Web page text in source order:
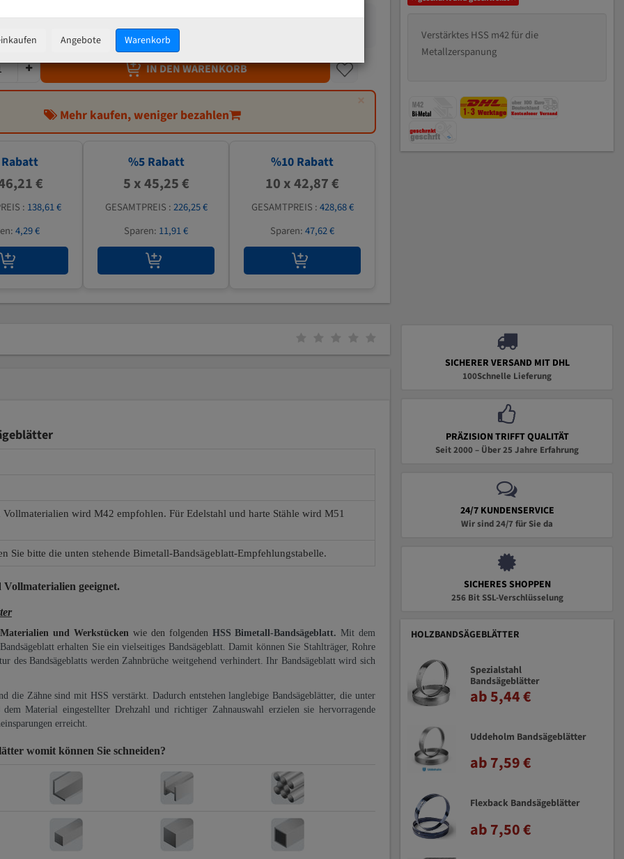
47,63 €
zzgl.Versandkosten
IN DEN WARENKORB
×
Mehr kaufen, weniger bezahlen
€
: 138,61 €
4,29 €
%5Rabatt
5 x 45,25 €
GESAMTPREIS :226,25 €
Sparen: 11,91 €
%10 Rabatt
10 x 42,87 €
GESAMTPREIS :428,68 €
Sparen:47,62 €
Verstärktes HSS m42 für die
Metallzerspanung
wird M42 empfohlen. Für Edelstahl und harte Stähle wird M51
Sie bitte die unten stehende Bimetall-Bandsägeblatt-Empfehlungstabelle.
geeignet.
und Werkstücken wie den folgenden HSS Bimetall-Bandsägeblatt. Mit dem
erhalten Sie ein vielseitiges Bandsägeblatt. Damit können Sie Stahlträger, Rohre
des Bandsägeblatts werden Zahnbrüche weitgehend verhindert. Ihr Bandsägeblatt wird sich
die Zähne sind mit HSS verstärkt. Dadurch entstehen langlebige Bandsägeblätter, die unter
Material eingestellter Drehzahl und richtiger Zahnauswahl erzielen sie hervorragende
erreicht.
womit können Sie schneiden?
SICHERER VERSAND MIT DHL
100Schnelle Lieferung
PRÄZISION TRIFFT QUALITÄT
Seit 2000 – Über 25 Jahre Erfahrung
24/7 KUNDENSERVICE
Wir sind 24/7 für Sie da
SICHERES SHOPPEN
256 Bit SSL-Verschlüsselung
HOLZBANDSÄGEBLÄTTER
Spezialstahl
Bandsägeblätter
ab 5,44 €
Uddeholm Bandsägeblätter
ab 7,59 €
Flexback Bandsägeblätter
ab 7,50 €
Angebote Warenkorb